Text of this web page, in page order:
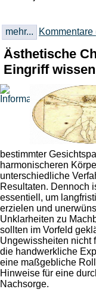
mehr... Kommentare
Ästhetische
Eingriff
bestimmter
harmonischeren
unterschiedliche
Resultaten. Dennoch
essentiell, um
erzielen und
Unklarheiten zu
sollten im Vorfeld
Ungewissheiten nicht
die handwerkliche
eine maßgebliche
Hinweise für eine
Nachsorge.